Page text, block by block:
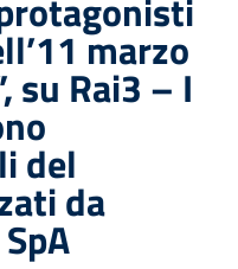
marzo
su Rai3 – I
del
da